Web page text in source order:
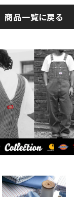
商品一覧に戻る